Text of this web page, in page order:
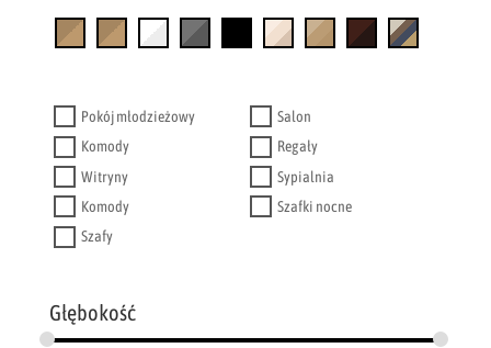
Pokój młodzieżowy
Salon
Komody
Regały
Witryny
Sypialnia
Komody
Szafki nocne
Szafy
Głębokość